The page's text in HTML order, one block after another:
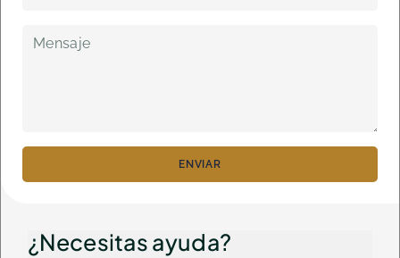
ENVIAR
¿Necesitas ayuda?